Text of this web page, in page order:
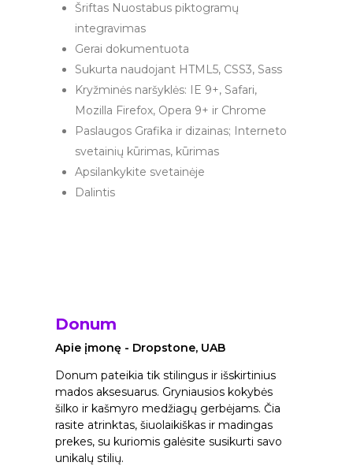
Šriftas Nuostabus piktogramų
integravimas
Gerai dokumentuota
Sukurta naudojant HTML5, CSS3, Sass
Kryžminės naršyklės: IE 9+, Safari,
Mozilla Firefox, Opera 9+ ir Chrome
Paslaugos Grafika ir dizainas; Interneto
svetainių kūrimas, kūrimas
Apsilankykite svetainėje
Dalintis
Donum
Apie įmonę - Dropstone, UAB
Donum pateikia tik stilingus ir išskirtinius
mados aksesuarus. Gryniausios kokybės
šilko ir kašmyro medžiagų gerbėjams. Čia
rasite atrinktas, šiuolaikiškas ir madingas
prekes, su kuriomis galėsite susikurti savo
unikalų stilių.